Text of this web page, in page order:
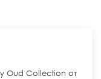
Oud Collection от